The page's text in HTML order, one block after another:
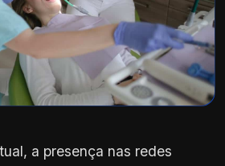
a presença nas redes